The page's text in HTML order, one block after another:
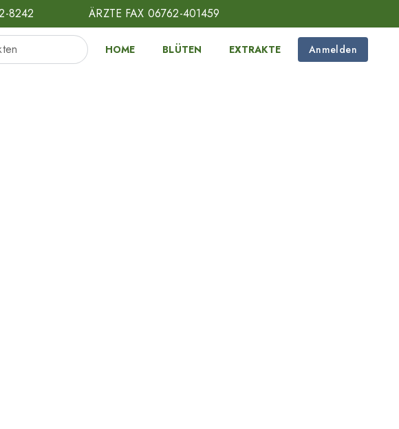
8242 ÄRZTE FAX 06762-401459
HOME BLÜTEN EXTRAKTE Anmelden